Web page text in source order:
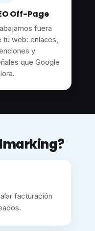
Off-Page
fuera
tu web: enlaces,
y
que Google
facturación